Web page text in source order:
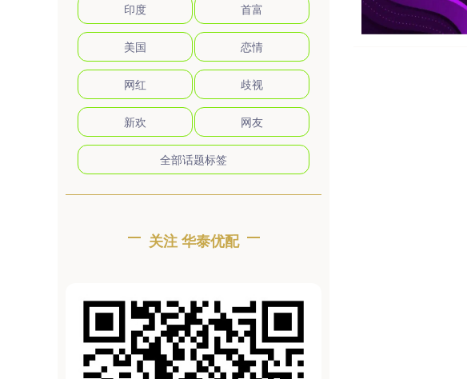
印度 首富
美国 恋情
网红 歧视
新欢 网友
全部话题标签
关注 华泰优配